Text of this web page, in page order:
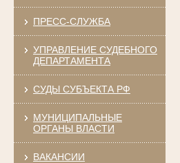
ПРЕСС-СЛУЖБА
УПРАВЛЕНИЕ СУДЕБНОГО
ДЕПАРТАМЕНТА
СУДЫ СУБЪЕКТА РФ
МУНИЦИПАЛЬНЫЕ
ОРГАНЫ ВЛАСТИ
ВАКАНСИИ